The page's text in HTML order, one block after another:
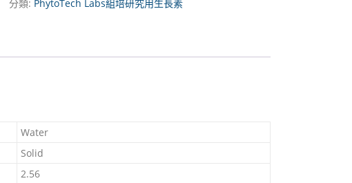
Skoog
Basal
Salt
分類: PhytoTech Labs組培研究用生長素
Water
Solid
2.56